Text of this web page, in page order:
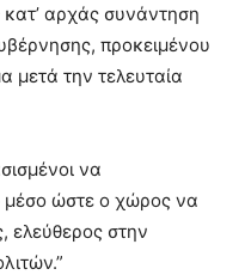
κατ’ αρχάς συνάντηση
προκειμένου
μετά την τελευταία
να
μέσο ώστε ο χώρος να
ελεύθερος στην